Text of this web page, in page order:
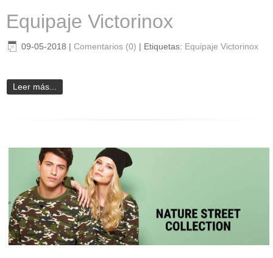
Equipaje Victorinox
09-05-2018 | Comentarios (0) | Etiquetas: Equipaje Victorinox
Leer más...